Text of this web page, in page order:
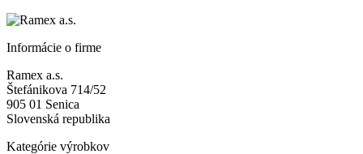
Informácie o firme
Ramex a.s.
Štefánikova 714/52
905 01 Senica
Slovenská republika
Kategórie výrobkov